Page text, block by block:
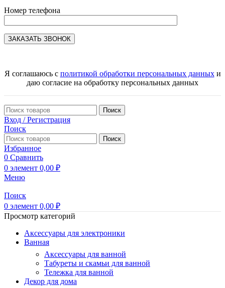
Номер телефона
Я соглашаюсь с политикой обработки персональных данныхи
даю согласие на обработку персональных данных
Поиск
Вход / Регистрация
Поиск
Поиск
Избранное
0 Сравнить
0 элемент 0,00 ₽
Меню
Поиск
0 элемент 0,00 ₽
Просмотр категорий
Аксессуары для электроники
Ванная
Аксессуары для ванной
Табуреты и скамьи для ванной
Тележка для ванной
Декор для дома